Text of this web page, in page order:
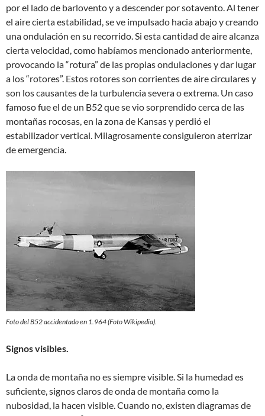
por el lado de barlovento y a descender por sotavento. Al tener
el aire cierta estabilidad, se ve impulsado hacia abajo y creando
una ondulación en su recorrido. Si esta cantidad de aire alcanza
cierta velocidad, como habíamos mencionado anteriormente,
provocando la “rotura” de las propias ondulaciones y dar lugar
a los “rotores”. Estos rotores son corrientes de aire circulares y
son los causantes de la turbulencia severa o extrema. Un caso
famoso fue el de un B52 que se vio sorprendido cerca de las
montañas rocosas, en la zona de Kansas y perdió el
estabilizador vertical. Milagrosamente consiguieron aterrizar
de emergencia.
Foto del B52 accidentado en 1.964 (Foto Wikipedia).
Signos visibles.
La onda de montaña no es siempre visible. Si la humedad es
suficiente, signos claros de onda de montaña como la
nubosidad, la hacen visible. Cuando no, existen diagramas de